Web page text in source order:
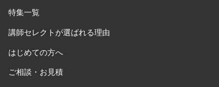
特集一覧
講師セレクトが選ばれる理由
はじめての方へ
ご相談・お見積